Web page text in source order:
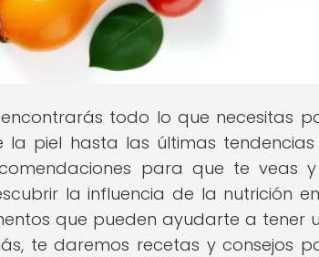
todo lo que necesitas
la piel hasta las últimas tendencias
para que te veas
la influencia de la nutrición
que pueden ayudarte a tener
te daremos recetas y consejos